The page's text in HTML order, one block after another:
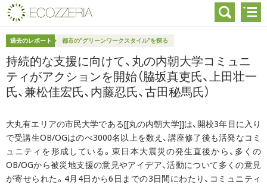
過去のレポート 都市の“グリーンワークスタイル”を探る
持続的な支援に向けて、丸の内朝大学コミュニ
ティがアクションを開始（脇坂真吏氏、上田壮一
氏、兼松佳宏氏、内藤忍氏、古田秘馬氏）
大丸有エリアの市民大学である[[丸の内朝大学]]は、開校3年目に入り
で受講生OB/OGはのべ3000名以上を数え、講座修了後も活発なコミ
ュニティを形成している。東日本大震災の発生直後から、多くの
OB/OGから被災地支援の意見やアイデア、活動について多くの意見
が寄せられた。4月4日から6日までの3日間にわたり、コミュニティ